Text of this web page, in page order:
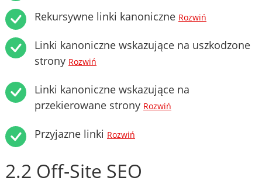
Rekursywne linki kanoniczne Rozwiń
Linki kanoniczne wskazujące na uszkodzone
strony Rozwiń
Linki kanoniczne wskazujące na
przekierowane strony Rozwiń
Przyjazne linki Rozwiń
2.2 Off-Site SEO